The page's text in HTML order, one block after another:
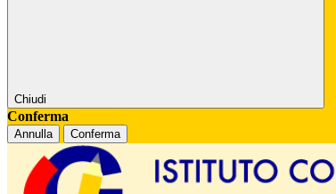
Chiudi
Conferma
Annulla Conferma